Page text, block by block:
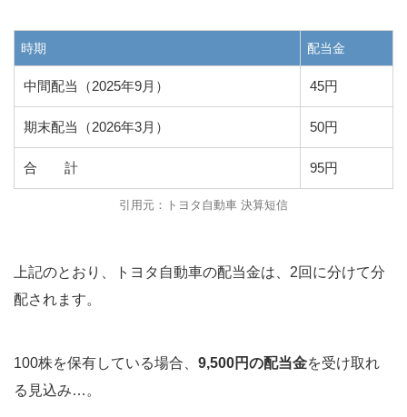
時期 配当金
中間配当（2025年9月） 45円
期末配当（2026年3月） 50円
合 計 95円
引用元：トヨタ自動車 決算短信
上記のとおり、トヨタ自動車の配当金は、2回に分けて分
配されます。
100株を保有している場合、 9,500円の配当金を受け取れ
る見込み…。